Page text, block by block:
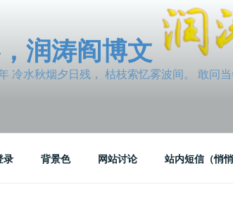
润涛阎博文
冷水秋烟夕日残， 枯枝索忆雾波间。 敢
录 背景色 网站讨论 站内短信（悄悄